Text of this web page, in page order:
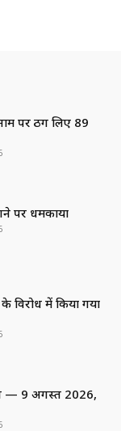
पर ठग लिए 89
पर धमकाया
विरोध में किया गया
— 9 अगस्त 2026,